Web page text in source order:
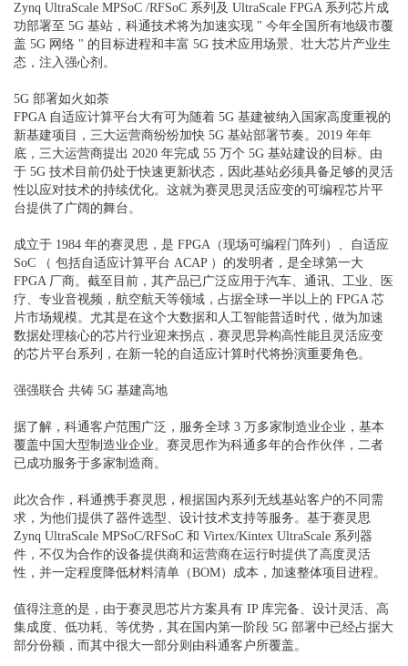
Zynq UltraScale MPSoC /RFSoC 系列及 UltraScale FPGA 系列芯片成
功部署至 5G 基站， 科通技术将为加速实现 " 今年全国所有地级市覆
盖 5G 网络 " 的目标进程和丰富 5G 技术应用场景、壮大芯片产业生
态，注入强心剂。
5G 部署如火如荼
FPGA 自适应计算平台大有可为随着 5G 基建被纳入国家高度重视的
新基建项目，三大运营商纷纷加快 5G 基站部署节奏。2019 年年
底，三大运营商提出 2020 年完成 55 万个 5G 基站建设的目标。由
于 5G 技术目前仍处于快速更新状态，因此基站必须具备足够的灵活
性以应对技术的持续优化。这就为赛灵思灵活应变的可编程芯片平
台提供了广阔的舞台。
成立于 1984 年的赛灵思，是 FPGA（现场可编程门阵列）、自适应
SoC （ 包括自适应计算平台 ACAP ）的发明者，是全球第一大
FPGA 厂商。截至目前，其产品已广泛应用于汽车、通讯、工业、医
疗、专业音视频，航空航天等领域，占据全球一半以上的 FPGA 芯
片市场规模。尤其是在这个大数据和人工智能普适时代，做为加速
数据处理核心的芯片行业迎来拐点，赛灵思异构高性能且灵活应变
的芯片平台系列，在新一轮的自适应计算时代将扮演重要角色。
强强联合 共铸 5G 基建高地
据了解， 科通客户范围广泛，服务全球 3 万多家制造业企业，基本
覆盖中国大型制造业企业。赛灵思作为科通 多年的合作伙伴，二者
已成功服务于多家制造商。
此次合作， 科通携手赛灵思，根据国内系列无线基站客户的不同需
求，为他们提供了器件选型、设计技术支持等服务。基于赛灵思
Zynq UltraScale MPSoC/RFSoC 和 Virtex/Kintex UltraScale 系列器
件，不仅为合作的设备提供商和运营商在运行时提供了高度灵活
性，并一定程度降低材料清单（BOM）成本，加速整体项目进程。
值得注意的是，由于赛灵思芯片方案具有 IP 库完备、设计灵活、高
集成度、低功耗、等优势，其在国内第一阶段 5G 部署中已经占据大
部分份额，而其中很大一部分则由科通客户所覆盖。